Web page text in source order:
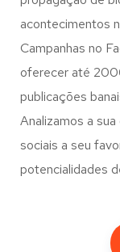
acontecimentos
Campanhas no
oferecer até
publicações
Analizamos a
sociais a seu
potencialidades